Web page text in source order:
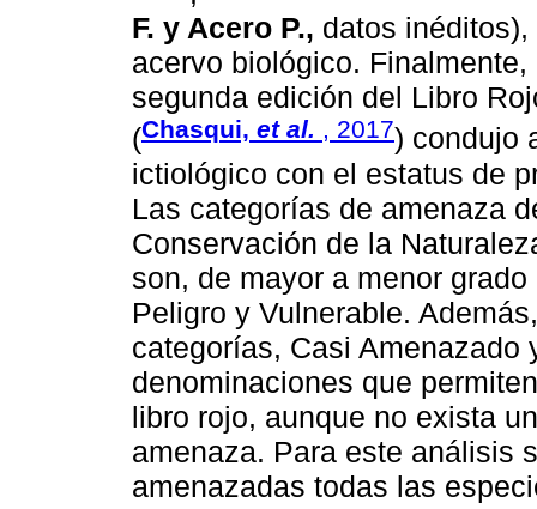
F. y Acero P., datos
acervo biológico.
segunda edición del Libro
(Chasqui, et al. , 2017) condujo
ictiológico con el estatus de
Las categorías de amenaza
Conservación de la
son, de mayor a menor
Peligro y Vulnerable.
categorías, Casi Amenazado
denominaciones que
libro rojo, aunque no exista
amenaza. Para este análisis
amenazadas todas las